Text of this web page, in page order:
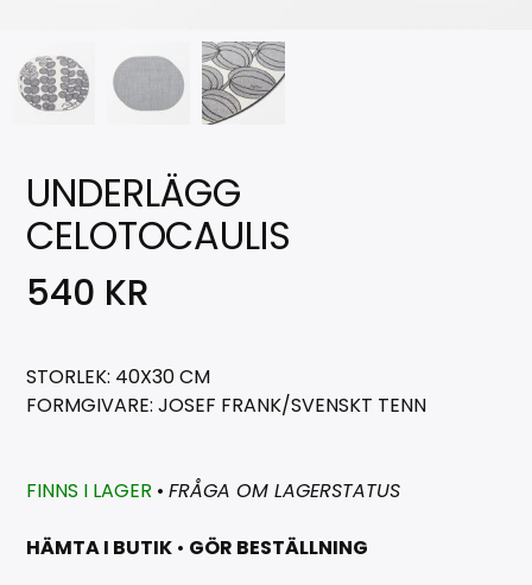
UNDERLÄGG
CELOTOCAULIS
540 KR
STORLEK: 40X30 CM
FORMGIVARE: JOSEF FRANK/SVENSKT TENN
FINNS I LAGER •FRÅGA OM LAGERSTATUS
HÄMTA I BUTIK • GÖR BESTÄLLNING